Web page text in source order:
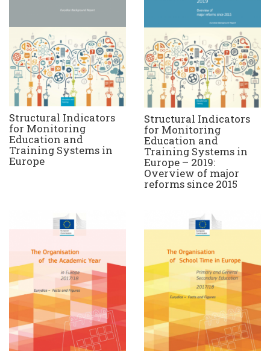
Structural Indicators
for Monitoring
Education and
Training Systems in
Europe
Structural Indicators
for Monitoring
Education and
Training Systems in
Europe – 2019:
Overview of major
reforms since 2015